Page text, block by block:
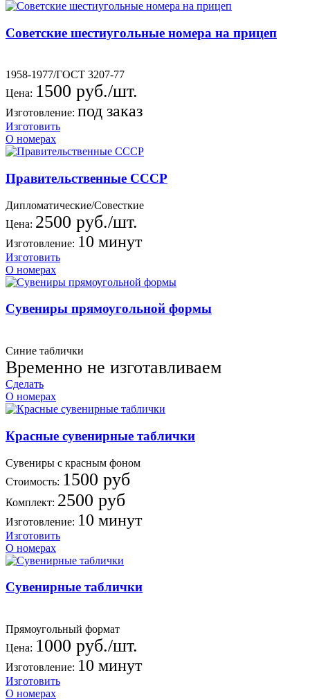
Советские шестиугольные номера на прицеп
1958-1977/ГОСТ 3207-77
Цена: 1500 руб./шт.
Изготовление: под заказ
Изготовить
О номерах
Правительственные СССР
Дипломатические/Совесткие
Цена: 2500 руб./шт.
Изготовление: 10 минут
Изготовить
О номерах
Сувениры прямоугольной формы
Синие таблички
Временно не изготавливаем
Сделать
О номерах
Красные сувенирные таблички
Сувениры с красным фоном
Стоимость: 1500 руб
Комплект: 2500 руб
Изготовление: 10 минут
Изготовить
О номерах
Сувенирные таблички
Прямоугольный формат
Цена: 1000 руб./шт.
Изготовление: 10 минут
Изготовить
О номерах